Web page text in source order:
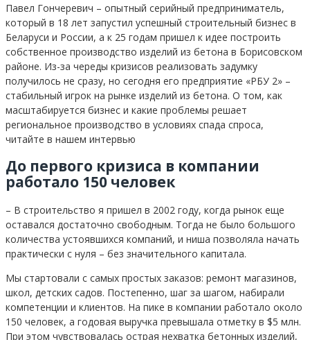
Павел Гончеревич – опытный серийный предприниматель,
который в 18 лет запустил успешный строительный бизнес в
Беларуси и России, а к 25 годам пришел к идее построить
собственное производство изделий из бетона в Борисовском
районе. Из-за череды кризисов реализовать задумку
получилось не сразу, но сегодня его предприятие «РБУ 2» –
стабильный игрок на рынке изделий из бетона. О том, как
масштабируется бизнес и какие проблемы решает
региональное производство в условиях спада спроса,
читайте в нашем интервью
До первого кризиса в компании
работало 150 человек
– В строительство я пришел в 2002 году, когда рынок еще
оставался достаточно свободным. Тогда не было большого
количества устоявшихся компаний, и ниша позволяла начать
практически с нуля – без значительного капитала.
Мы стартовали с самых простых заказов: ремонт магазинов,
школ, детских садов. Постепенно, шаг за шагом, набирали
компетенции и клиентов. На пике в компании работало около
150 человек, а годовая выручка превышала отметку в $5 млн.
При этом чувствовалась острая нехватка бетонных изделий,